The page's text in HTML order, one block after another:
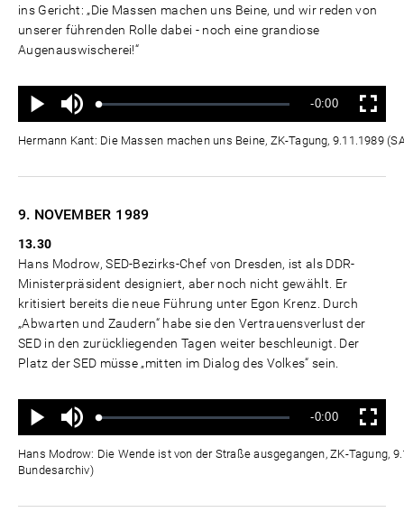
ins Gericht: „Die Massen machen uns Beine, und wir reden von
unserer führenden Rolle dabei - noch eine grandiose
Augenauswischerei!“
Wiedergabe
Ton
aus
Geladen:
Status:
Verbleibende
Zeit
-0:00 Vollbild
Hermann Kant: Die Massen machen uns Beine, ZK-Tagung, 9.11.1989
9. NOVEMBER 1989
13.30
Hans Modrow, SED-Bezirks-Chef von Dresden, ist als DDR-
Ministerpräsident designiert, aber noch nicht gewählt. Er
kritisiert bereits die neue Führung unter Egon Krenz. Durch
„Abwarten und Zaudern“ habe sie den Vertrauensverlust der
SED in den zurückliegenden Tagen weiter beschleunigt. Der
Platz der SED müsse „mitten im Dialog des Volkes“ sein.
Wiedergabe
Ton
aus
Geladen:
Status:
Verbleibende
Zeit
-0:00 Vollbild
Hans Modrow: Die Wende ist von der Straße ausgegangen, ZK-Tagung,
Bundesarchiv)